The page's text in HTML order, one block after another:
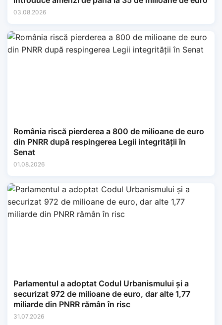
03.08.2026
România riscă pierderea a 800 de milioane de euro
din PNRR după respingerea Legii integrității în
Senat
01.08.2026
Parlamentul a adoptat Codul Urbanismului și a
securizat 972 de milioane de euro, dar alte 1,77
miliarde din PNRR rămân în risc
31.07.2026